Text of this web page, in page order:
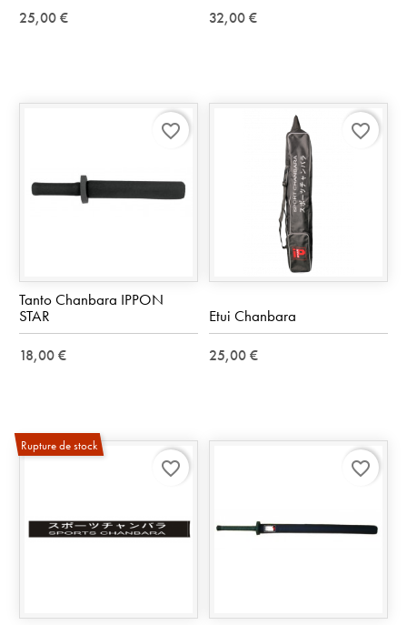
25,00 € 32,00 €
Tanto Chanbara IPPON
STAR
18,00 €
favorite_border
Etui Chanbara
25,00 €
favorite_border
Rupture de stock
favorite_border favorite_border